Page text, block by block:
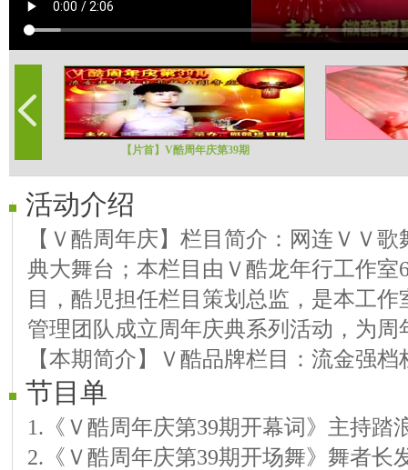
【片首】V酷周年庆第39期
活动介绍
【Ｖ酷周年庆】栏目简介：网连ＶＶ
典大舞台；本栏目由Ｖ酷龙年行工作室
目，酷児担任栏目策划总监，是本工
管理团队成立周年庆典系列活动，为
【本期简介】Ｖ酷品牌栏目：流金强
节目单
1.《Ｖ酷周年庆第39期开幕词》主持踏
2.《Ｖ酷周年庆第39期开场舞》舞者长